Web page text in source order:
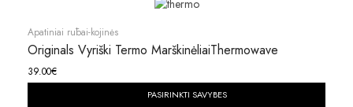
Apatiniai rūbai-kojinės
Originals Vyriški Termo MarškinėliaiThermowave
39.00€
PASIRINKTI SAVYBES